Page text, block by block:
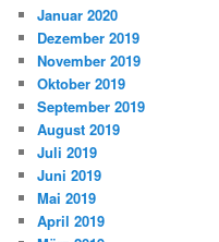
Januar 2020
Dezember 2019
November 2019
Oktober 2019
September 2019
August 2019
Juli 2019
Juni 2019
Mai 2019
April 2019